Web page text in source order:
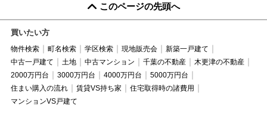
このページの先頭へ
買いたい方
物件検索 町名検索 学区検索 現地販売会
新築一戸建て
中古一戸建て
土地 中古マンション 千葉の不動産
木更津の不動産
2000万円台
3000万円台 4000万円台
5000万円台
住まい購入の流れ
賃貸VS持ち家
住宅取得時の諸費用
マンションVS戸建て